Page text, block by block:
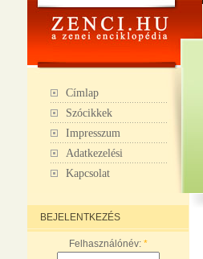
Címlap
Szócikkek
Impresszum
Adatkezelési
Kapcsolat
BEJELENTKEZÉS
Felhasználónév: *